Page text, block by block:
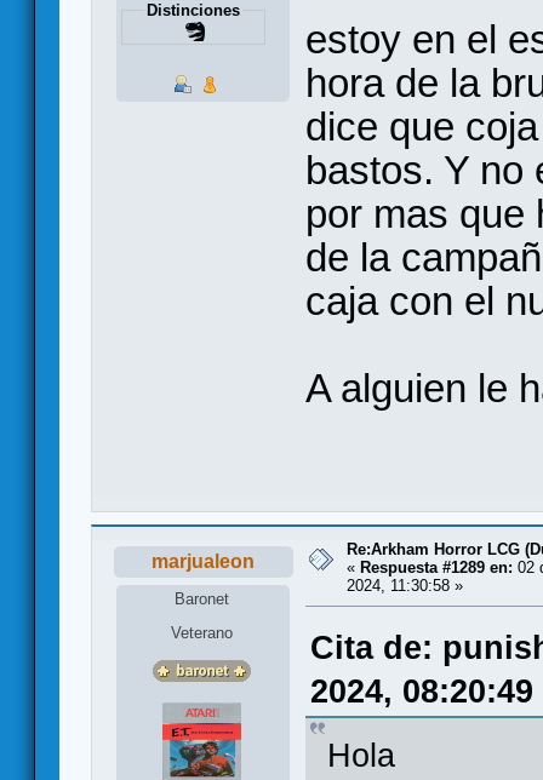
Distinciones
estoy en el
hora de la
dice que
bastos. Y no
por mas que
de la
caja con el
A alguien le
marjualeon
Baronet
Veterano
Re:Arkham Horror LCG
« Respuesta #1289 en: 02
2024, 11:30:58 »
Cita de:
2024, 08:20:49
Hola